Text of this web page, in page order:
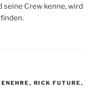
seine Crew kenne, wird
, RICK FUTURE ,